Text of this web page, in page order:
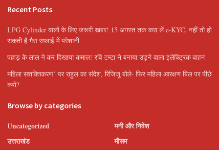
Recent Posts
LPG Cylinder वालों के लिए जरूरी खबर! 15 अगस्त तक करा लें e-KYC, नहीं तो हो
सकती है गैस सप्लाई में परेशानी
पहाड़ के लाल ने कर दिखाया कमाल! रवि टम्टा ने बनाया उड़ने वाला इलेक्ट्रिक वाहन
महिला सशक्तिकरण’ पर राहुल का संदेश, रिजिजू बोले- फिर महिला आरक्षण बिल पर पीछे
क्यों?
Browse by categories
Uncategorized
उत्तराखंड
मनी और निवेश
मौसम